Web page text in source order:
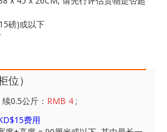
磅)或以下
）
续0.5公斤： RMB 4 ;
费用